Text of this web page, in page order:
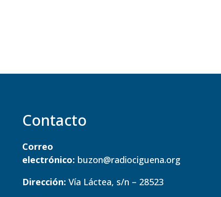
Contacto
Correo
electrónico: buzon@radiociguena.org
Dirección: Vía Láctea, s/n – 28523